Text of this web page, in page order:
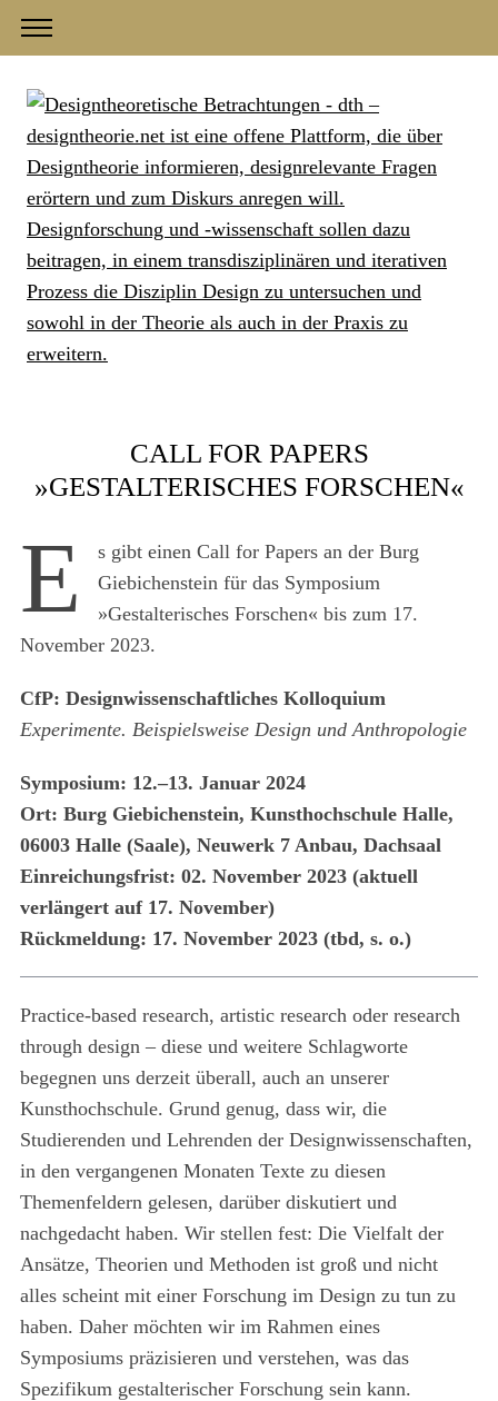
CALL FOR PAPERS
»GESTALTERISCHES FORSCHEN«
E
s gibt einen Call for Papers an der Burg
Giebichenstein für das Symposium
»Gestalterisches Forschen« bis zum 17.
November 2023.
CfP: Designwissenschaftliches Kolloquium
Experimente. Beispielsweise Design und Anthropologie
Symposium: 12.–13. Januar 2024
Ort: Burg Giebichenstein, Kunsthochschule Halle,
06003 Halle (Saale), Neuwerk 7 Anbau, Dachsaal
Einreichungsfrist: 02. November 2023 (aktuell
verlängert auf 17. November)
Rückmeldung: 17. November 2023 (tbd, s. o.)
Practice-based research, artistic research oder research
through design – diese und weitere Schlagworte
begegnen uns derzeit überall, auch an unserer
Kunsthochschule. Grund genug, dass wir, die
Studierenden und Lehrenden der Designwissenschaften,
in den vergangenen Monaten Texte zu diesen
Themenfeldern gelesen, darüber diskutiert und
nachgedacht haben. Wir stellen fest: Die Vielfalt der
Ansätze, Theorien und Methoden ist groß und nicht
alles scheint mit einer Forschung im Design zu tun zu
haben. Daher möchten wir im Rahmen eines
Symposiums präzisieren und verstehen, was das
Spezifikum gestalterischer Forschung sein kann.